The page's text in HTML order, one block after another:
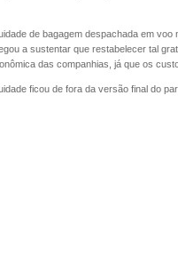
de bagagem despachada em
a sustentar que restabelecer tal
das companhias, já que os
ficou de fora da versão final do